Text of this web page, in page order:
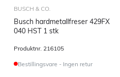
BUSCH & CO.
Busch hardmetallfreser 429FX
040 HST 1 stk
Produktnr. 216105
Bestillingsvare - Ingen retur